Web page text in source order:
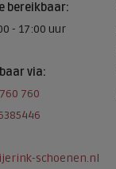
bereikbaar:
- 17:00 uur
via:
760
schoenen.nl